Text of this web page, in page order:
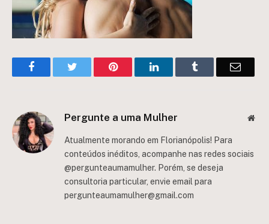
FacebookTwitter Pinterest LinkedInTumblr Email
Pergunte a uma Mulher
Atualmente morando em Florianópolis! Para
conteúdos inéditos, acompanhe nas redes sociais
@pergunteaumamulher. Porém, se deseja
consultoria particular, envie email para
pergunteaumamulher@gmail.com